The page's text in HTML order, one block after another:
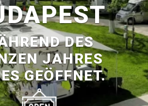
DES
JAHRES
GEÖFFNET.